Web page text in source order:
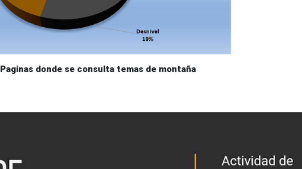
Paginas donde se consulta temas de montaña